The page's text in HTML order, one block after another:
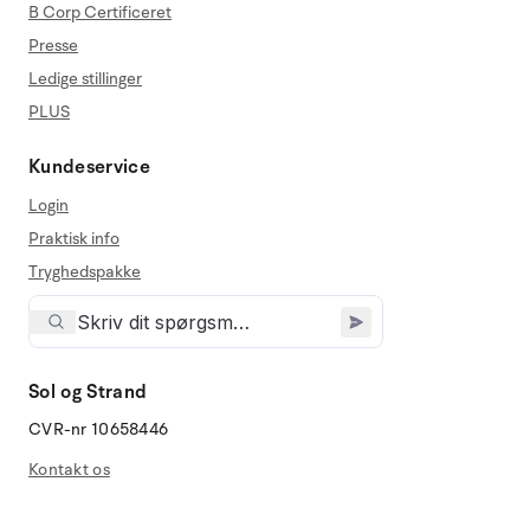
B Corp Certificeret
Presse
Ledige stillinger
PLUS
Kundeservice
Login
Praktisk info
Tryghedspakke
Sol og Strand
CVR-nr 10658446
Kontakt os